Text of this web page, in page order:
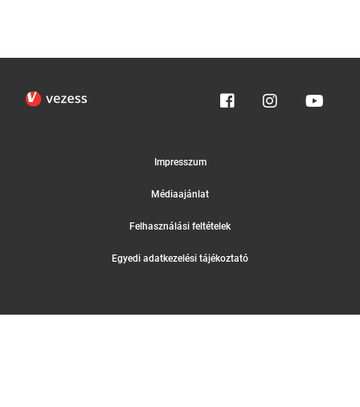
Impresszum
Médiaajánlat
Felhasználási feltételek
Egyedi adatkezelési tájékoztató